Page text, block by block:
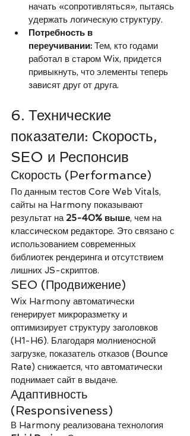
начать «сопротивляться», пытаясь
удержать логическую структуру.
Потребность в
переучивании: Тем, кто годами
работал в старом Wix, придется
привыкнуть, что элементы теперь
зависят друг от друга.
6. Технические
показатели: Скорость,
SEO и Респонсив
Скорость (Performance)
По данным тестов Core Web Vitals,
сайты на Harmony показывают
результат на 25-40% выше, чем на
классическом редакторе. Это связано с
использованием современных
библиотек рендеринга и отсутствием
лишних JS-скриптов.
SEO (Продвижение)
Wix Harmony автоматически
генерирует микроразметку и
оптимизирует структуру заголовков
(H1-H6). Благодаря молниеносной
загрузке, показатель отказов (Bounce
Rate) снижается, что автоматически
поднимает сайт в выдаче.
Адаптивность
(Responsiveness)
В Harmony реализована технология